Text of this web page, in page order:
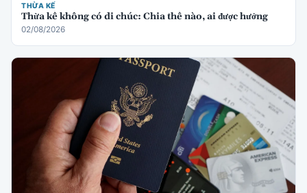
THỪA KẾ
Thừa kế không có di chúc: Chia thế nào, ai được hưởng
02/08/2026